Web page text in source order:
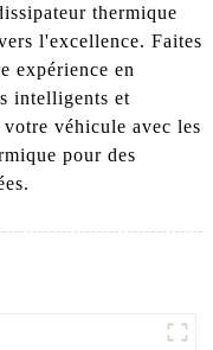
thermique
l'excellence. Faites
expérience en
intelligents et
véhicule avec les
pour des